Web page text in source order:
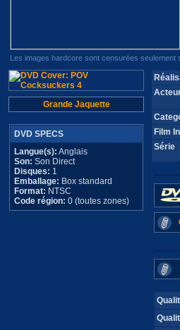
Les images hardcore sont censurées seulement
Grande Jaquette
DVD SPECS
Langue(s): Anglais
Son: Son Direct
Disques: 1
Emballage: Box standard
Format: NTSC
Code région: 0 (toutes zones)
Film
Série